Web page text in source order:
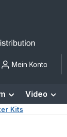
Mein Konto
Video
Kits